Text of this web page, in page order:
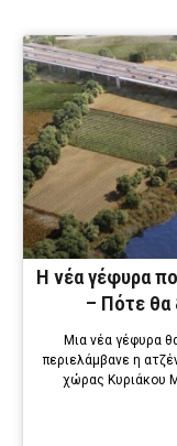
H νέα γέφυρα
– Πότε θα
Μια νέα γέφυρα
περιελάμβανε η
χώρας Κυριάκου